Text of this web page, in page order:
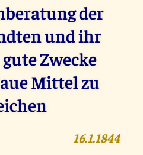
der
und ihr
Zwecke
Mittel zu
16.1.1844